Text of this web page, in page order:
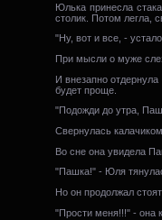
Юлька принесла
столик. Потом легла,
"Ну, вот и все, -
При мысли о муже
И внезапно
будет проще.
"Подожди до утра,
Свернулась
Во сне она увидела
"Пашка!" - Юля
Но он продолжал
"Прости меня!!!" - она